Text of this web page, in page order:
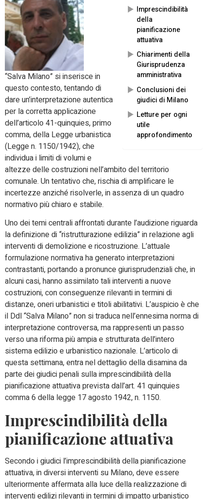
Imprescindibilità
della
pianificazione
attuativa
Chiarimenti della
Giurisprudenza
amministrativa
Conclusioni dei
giudici di Milano
Letture per ogni
utile
approfondimento
“Salva Milano” si inserisce in
questo contesto, tentando di
dare un’interpretazione autentica
per la corretta applicazione
dell’articolo 41-quinquies, primo
comma, della Legge urbanistica
(Legge n. 1150/1942), che
individua i limiti di volumi e
altezze delle costruzioni nell’ambito del territorio
comunale. Un tentativo che, rischia di amplificare le
incertezze anziché risolverle, in assenza di un quadro
normativo più chiaro e stabile.
Uno dei temi centrali affrontati durante l’audizione riguarda
la definizione di “ristrutturazione edilizia” in relazione agli
interventi di demolizione e ricostruzione. L’attuale
formulazione normativa ha generato interpretazioni
contrastanti, portando a pronunce giurisprudenziali che, in
alcuni casi, hanno assimilato tali interventi a nuove
costruzioni, con conseguenze rilevanti in termini di
distanze, oneri urbanistici e titoli abilitativi. L’auspicio è che
il Ddl “Salva Milano” non si traduca nell’ennesima norma di
interpretazione controversa, ma rappresenti un passo
verso una riforma più ampia e strutturata dell’intero
sistema edilizio e urbanistico nazionale. L’articolo di
questa settimana, entra nel dettaglio della disamina da
parte dei giudici penali sulla imprescindibilità della
pianificazione attuativa prevista dall’art. 41 quinquies
comma 6 della legge 17 agosto 1942, n. 1150.
Imprescindibilità della
pianificazione attuativa
Secondo i giudici l’imprescindibilità della pianificazione
attuativa, in diversi interventi su Milano, deve essere
ulteriormente affermata alla luce della realizzazione di
interventi edilizi rilevanti in termini di impatto urbanistico